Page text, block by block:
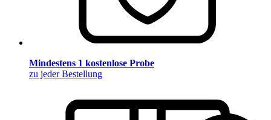
Mindestens 1 kostenlose Probe
zu jeder Bestellung